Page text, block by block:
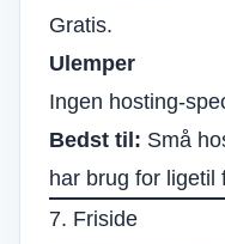
Gratis.
Ulemper
Ingen hosting-
Bedst til: Små
har brug for ligetil
7. Friside